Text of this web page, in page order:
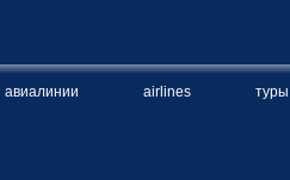
авиaлинии airlines